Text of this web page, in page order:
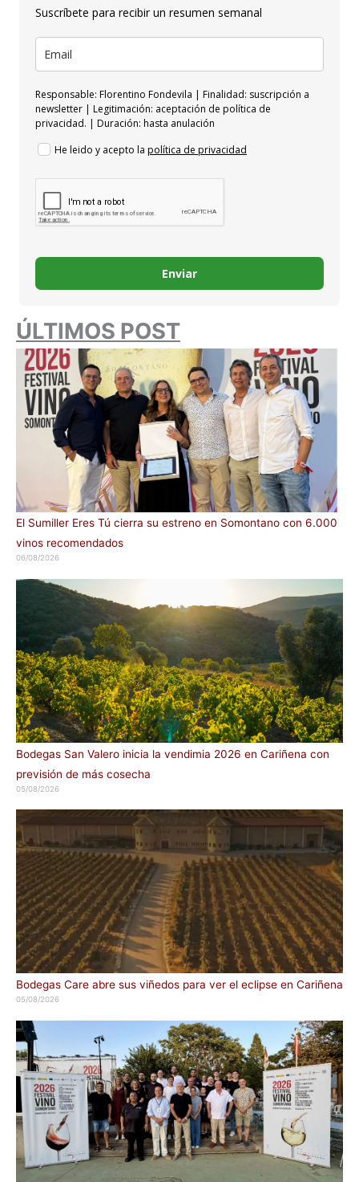
Suscríbete para recibir un resumen semanal
Responsable: Florentino Fondevila | Finalidad: suscripción a
newsletter | Legitimación: aceptación de política de
privacidad. | Duración: hasta anulación
He leido y acepto la política de privacidad
Enviar
ÚLTIMOS POST
El Sumiller Eres Tú cierra su estreno en Somontano con 6.000
vinos recomendados
06/08/2026
Bodegas San Valero inicia la vendimia 2026 en Cariñena con
previsión de más cosecha
05/08/2026
Bodegas Care abre sus viñedos para ver el eclipse en Cariñena
05/08/2026